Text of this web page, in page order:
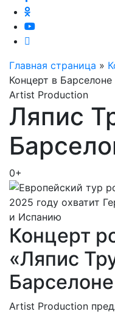
Главная страница »
Концерт в Барселоне
Artist Production
Ляпис
0+
Концерт
«Ляпис
Artist Production